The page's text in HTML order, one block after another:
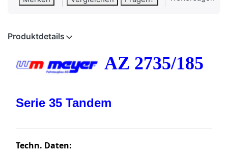
Produktdetails
AZ 2735/185
Serie 35 Tandem
Techn. Daten: